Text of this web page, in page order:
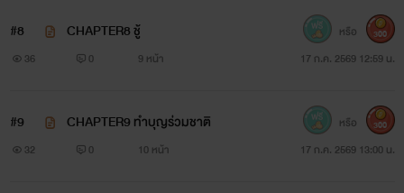
#8 CHAPTER8 ชู้
36 0 9 หน้า 17 ก.ค. 2569 12:59 น.
หรือ 300
#9 CHAPTER9 ทำบุญร่วมชาติ
32 0 10 หน้า 17 ก.ค. 2569 13:00 น.
หรือ 300